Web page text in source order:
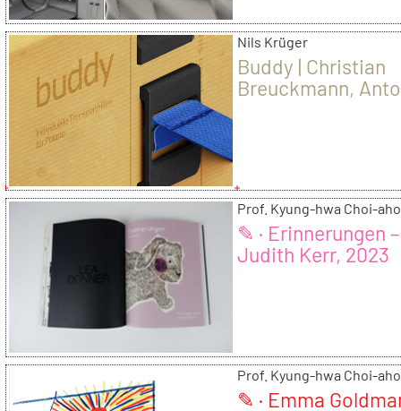
Nils Krüger
Buddy | Christian
Breuckmann,
Prof. Kyung-hwa Choi-
✎ · Erinnerungen –
Judith Kerr, 2023
Prof. Kyung-hwa Choi-
✎ · Emma